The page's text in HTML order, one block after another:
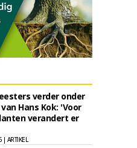
verder onder
Hans Kok: 'Voor
verandert er
ARTIKEL